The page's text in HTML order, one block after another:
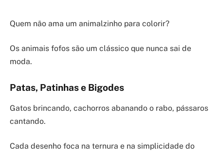
Quem não ama um animalzinho para colorir?
Os animais fofos são um clássico que nunca sai de
moda.
Patas, Patinhas e Bigodes
Gatos brincando, cachorros abanando o rabo, pássaros
cantando.
Cada desenho foca na ternura e na simplicidade do